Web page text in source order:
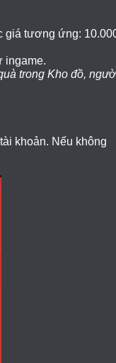
giá tương ứng:
ingame.
trong Kho đồ,
khoản. Nếu không